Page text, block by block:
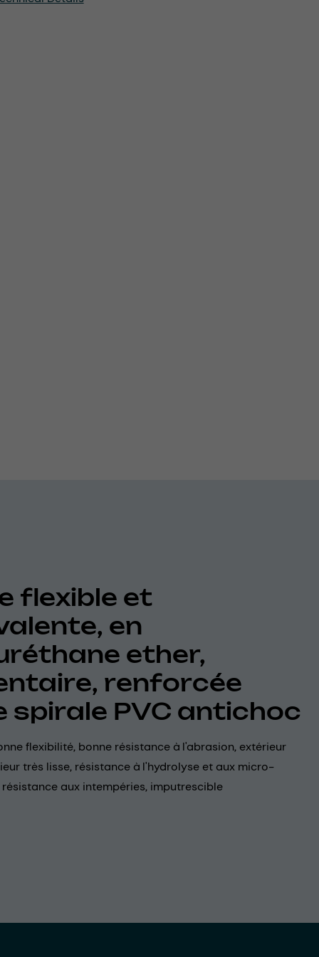
flexible et
en
ether,
renforcée
spirale PVC antichoc
flexibilité, bonne résistance à l'abrasion, extérieur
très lisse, résistance à l'hydrolyse et aux micro-
aux intempéries, imputrescible